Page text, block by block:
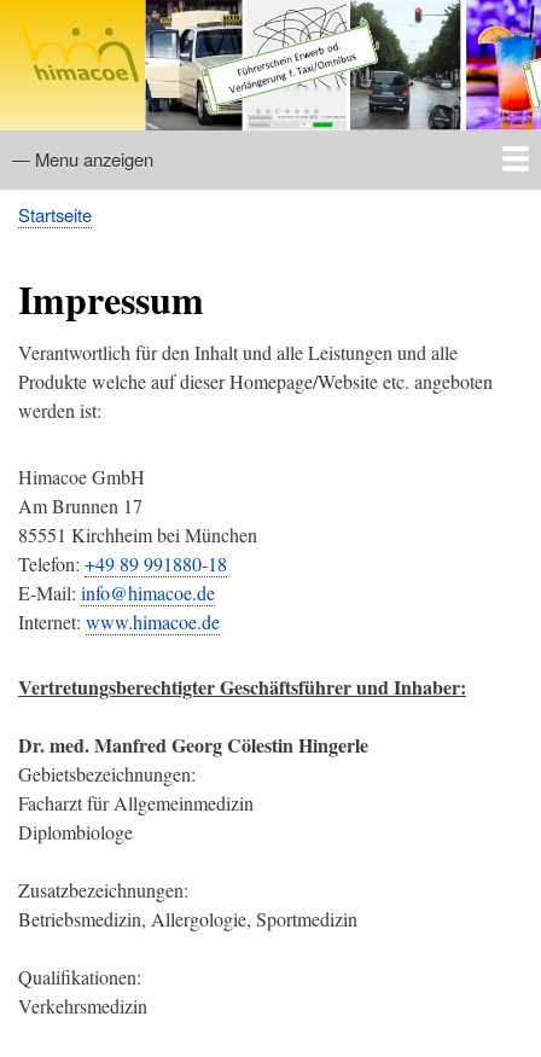
Direkt
zum
Inhalt
Menu
— Menu anzeigen
Allgemeines
Reaktionstests (für TAXI, Personenbeförderung, Omnibus
MPU-Fragen
Breadcrumb
Startseite
Impressum
Verantwortlich für den Inhalt und alle Leistungen und alle
Produkte welche auf dieser Homepage/Website etc. angeboten
werden ist:
Himacoe GmbH
Am Brunnen 17
85551 Kirchheim bei München
Telefon: +49 89 991880-18
E-Mail: info@himacoe.de
Internet: www.himacoe.de
Vertretungsberechtigter Geschäftsführer und Inhaber:
Dr. med. Manfred Georg Cölestin Hingerle
Gebietsbezeichnungen:
Facharzt für Allgemeinmedizin
Diplombiologe
Zusatzbezeichnungen:
Betriebsmedizin, Allergologie, Sportmedizin
Qualifikationen:
Verkehrsmedizin